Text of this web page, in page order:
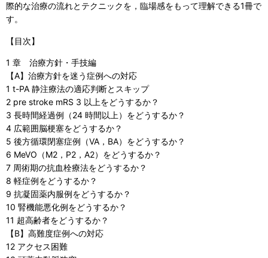
際的な治療の流れとテクニックを，臨場感をもって理解できる1冊で
す。
【目次】
1 章 治療方針・手技編
【A】治療方針を迷う症例への対応
1 t-PA 静注療法の適応判断とスキップ
2 pre stroke mRS 3 以上をどうするか？
3 長時間経過例（24 時間以上）をどうするか？
4 広範囲脳梗塞をどうするか？
5 後方循環閉塞症例（VA，BA）をどうするか？
6 MeVO（M2，P2，A2）をどうするか？
7 周術期の抗血栓療法をどうするか？
8 軽症例をどうするか？
9 抗凝固薬内服例をどうするか？
10 腎機能悪化例をどうするか？
11 超高齢者をどうするか？
【B】高難度症例への対応
12 アクセス困難